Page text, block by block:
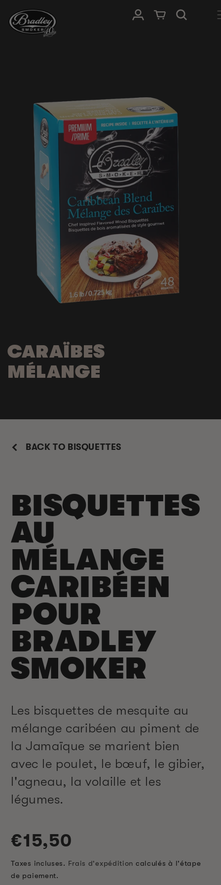
PASSER AU
CONTENU
ConnexionPanier
CARAÏBES
MÉLANGE
BACK TO BISQUETTES
BISQUETTES
AU
MÉLANGE
CARIBÉEN
POUR
BRADLEY
SMOKER
Les bisquettes de mesquite au
mélange caribéen au piment de
la Jamaïque se marient bien
avec le poulet, le bœuf, le gibier,
l'agneau, la volaille et les
légumes.
Prix
habituel
€15,50
Taxes incluses. Frais d'expédition calculés à l'étape
de paiement.